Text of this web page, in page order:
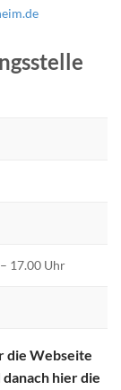
17.00 Uhr
die Webseite
hier die